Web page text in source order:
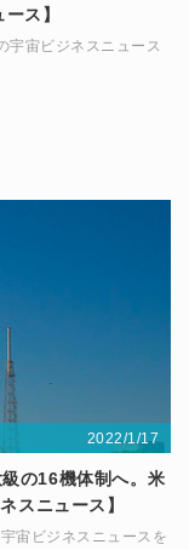
ス】
宇宙ビジネスニュース
2022/1/17
の16機体制へ。米
スニュース】
宙ビジネスニュースを